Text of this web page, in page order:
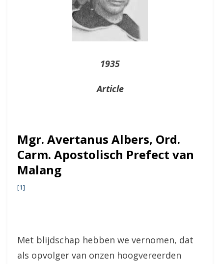
1935
Article
Mgr. Avertanus Albers, Ord.
Carm. Apostolisch Prefect van
Malang
[1]
Met blijdschap hebben we vernomen, dat
als opvolger van onzen hoogvereerden